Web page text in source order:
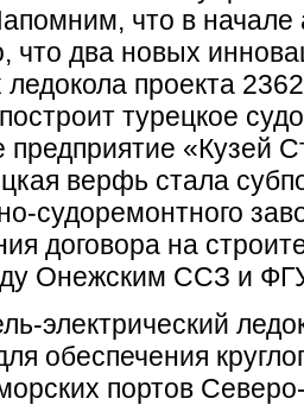
что в начале
что два новых
ледокола проекта
турецкое
предприятие «Кузей
верфь стала
судоремонтного
договора на
Онежским ССЗ и
электрический
обеспечения
портов